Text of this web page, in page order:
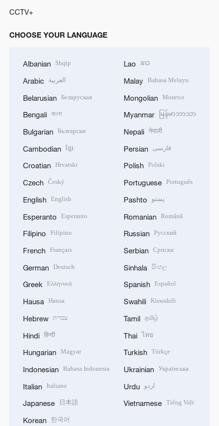
CCTV+
CHOOSE YOUR LANGUAGE
Albanian Shqip
Arabic العربية
Belarusian Беларуская
Bengali বাংলা
Bulgarian Български
Cambodian ខ្មែរ
Croatian Hrvatski
Czech Český
English English
Esperanto Esperanto
Filipino Filipino
French Français
German Deutsch
Greek Ελληνικά
Hausa Hausa
Hebrew עברית
Hindi हिन्दी
Hungarian Magyar
Indonesian Bahasa Indonesia
Italian Italiano
Japanese 日本語
Korean 한국어
Lao ລາວ
Malay Bahasa Melayu
Mongolian Монгол
Myanmar မြန်မာဘာသာ
Nepali नेपाली
Persian فارسی
Polish Polski
Portuguese Português
Pashto پښتو
Romanian Română
Russian Русский
Serbian Српски
Sinhala සිංහල
Spanish Español
Swahili Kiswahili
Tamil தமிழ்
Thai ไทย
Turkish Türkçe
Ukrainian Українська
Urdu اردو
Vietnamese Tiếng Việt